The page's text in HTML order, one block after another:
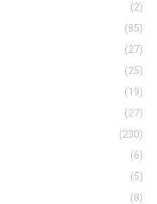
(2)
(85)
(27)
(25)
(19)
(27)
(230)
(6)
(5)
(8)